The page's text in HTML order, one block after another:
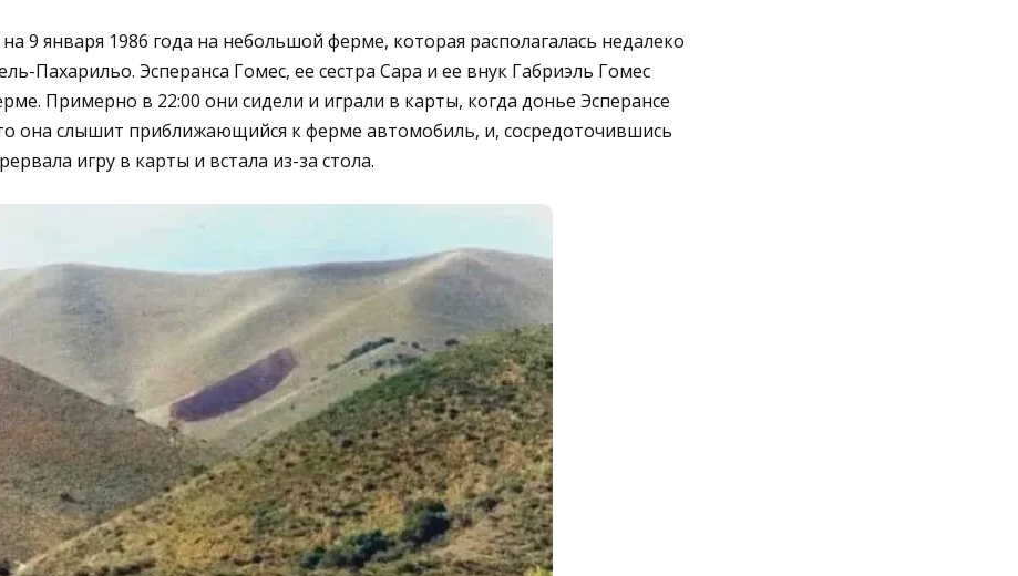
9 января 1986 года на небольшой ферме, которая располагалась недалеко
Пахарильо. Эсперанса Гомес, ее сестра Сара и ее внук Габриэль Гомес
Примерно в 22:00 они сидели и играли в карты, когда донье Эсперансе
она слышит приближающийся к ферме автомобиль, и, сосредоточившись
игру в карты и встала из-за стола.